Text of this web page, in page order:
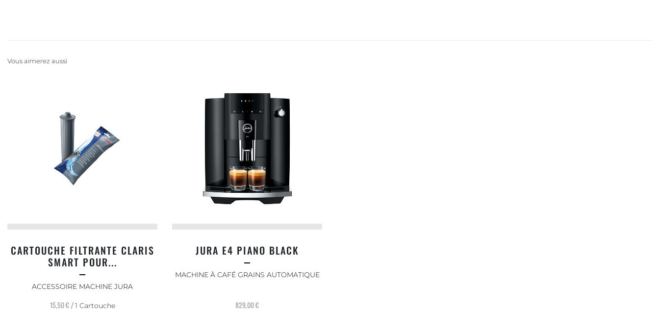
Vous aimerez aussi
CARTOUCHE FILTRANTE CLARIS
SMART POUR...
ACCESSOIRE MACHINE JURA
15,50 €/ 1 Cartouche
JURA E4 PIANO BLACK
MACHINE À CAFÉ GRAINS AUTOMATIQUE
829,00 €